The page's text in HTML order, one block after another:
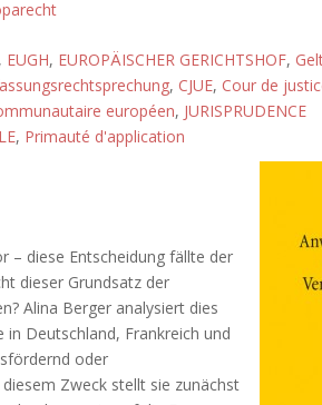
EUGH, EUROPÄISCHER GERICHTSHOF,
, CJUE, Cour de
européen, JURISPRUDENCE
, Primauté d'application
– diese Entscheidung fällte der
dieser Grundsatz der
Alina Berger analysiert dies
in Deutschland, Frankreich und
oder
Zweck stellt sie zunächst